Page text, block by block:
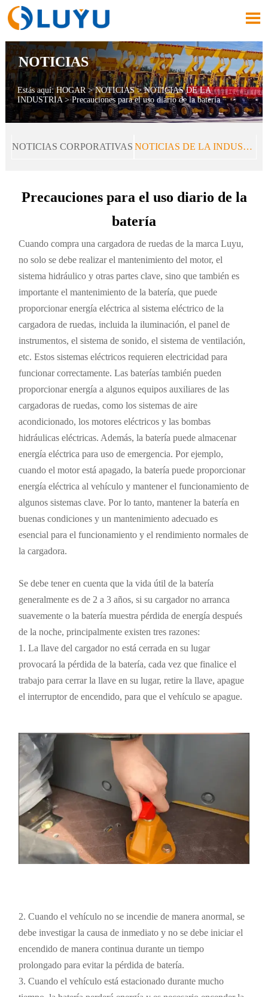

NOTICIAS
Estás aquí:HOGAR>NOTICIAS>NOTICIAS DE LA
INDUSTRIA>Precauciones para el uso diario de la batería
NOTICIAS CORPORATIVAS NOTICIAS DE LA INDUSTRIA
Precauciones para el uso diario de la
batería
Cuando compra una cargadora de ruedas de la marca Luyu,
no solo se debe realizar el mantenimiento del motor, el
sistema hidráulico y otras partes clave, sino que también es
importante el mantenimiento de la batería, que puede
proporcionar energía eléctrica al sistema eléctrico de la
cargadora de ruedas, incluida la iluminación, el panel de
instrumentos, el sistema de sonido, el sistema de ventilación,
etc. Estos sistemas eléctricos requieren electricidad para
funcionar correctamente. Las baterías también pueden
proporcionar energía a algunos equipos auxiliares de las
cargadoras de ruedas, como los sistemas de aire
acondicionado, los motores eléctricos y las bombas
hidráulicas eléctricas. Además, la batería puede almacenar
energía eléctrica para uso de emergencia. Por ejemplo,
cuando el motor está apagado, la batería puede proporcionar
energía eléctrica al vehículo y mantener el funcionamiento de
algunos sistemas clave. Por lo tanto, mantener la batería en
buenas condiciones y un mantenimiento adecuado es
esencial para el funcionamiento y el rendimiento normales de
la cargadora.
Se debe tener en cuenta que la vida útil de la batería
generalmente es de 2 a 3 años, si su cargador no arranca
suavemente o la batería muestra pérdida de energía después
de la noche, principalmente existen tres razones:
1. La llave del cargador no está cerrada en su lugar
provocará la pérdida de la batería, cada vez que finalice el
trabajo para cerrar la llave en su lugar, retire la llave, apague
el interruptor de encendido, para que el vehículo se apague.
2. Cuando el vehículo no se incendie de manera anormal, se
debe investigar la causa de inmediato y no se debe iniciar el
encendido de manera continua durante un tiempo
prolongado para evitar la pérdida de batería.
3. Cuando el vehículo está estacionado durante mucho